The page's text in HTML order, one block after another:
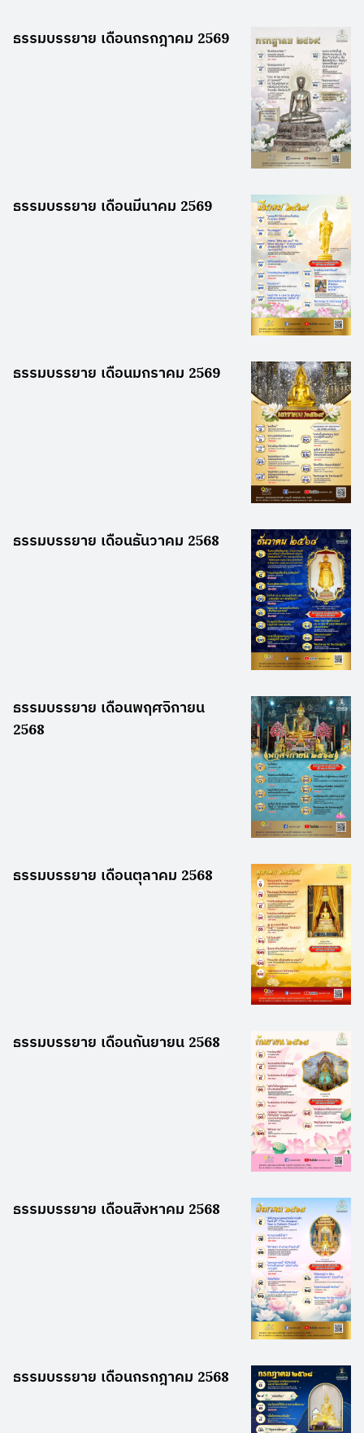
ธรรมบรรยาย เดือนกรกฎาคม 2569
ธรรมบรรยาย เดือนมีนาคม 2569
ธรรมบรรยาย เดือนมกราคม 2569
ธรรมบรรยาย เดือนธันวาคม 2568
ธรรมบรรยาย เดือนพฤศจิกายน
2568
ธรรมบรรยาย เดือนตุลาคม 2568
ธรรมบรรยาย เดือนกันยายน 2568
ธรรมบรรยาย เดือนสิงหาคม 2568
ธรรมบรรยาย เดือนกรกฎาคม 2568